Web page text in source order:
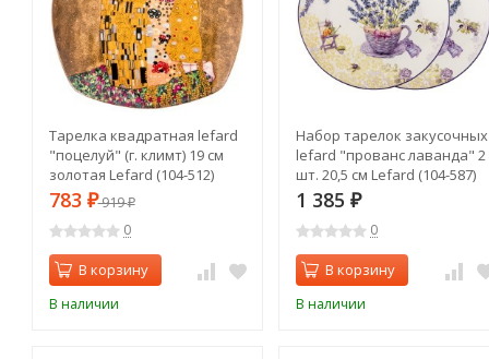
Тарелка квадратная lefard
"поцелуй" (г. климт) 19 см
золотая Lefard (104-512)
783 ₽919₽
0
В корзину
В наличии
Набор тарелок закусочных
lefard "прованс лаванда" 2
шт. 20,5 см Lefard (104-587)
1 385₽
0
В корзину
В наличии